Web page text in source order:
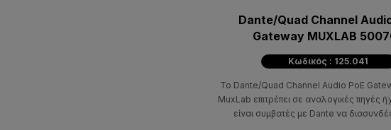
Dante/Quad Channel
Gateway MUXLAB
Κωδικός : 125.041
To Dante/Quad Channel Audio PoE
MuxLab επιτρέπει σε αναλογικές πηγές
είναι συμβατές με Dante να